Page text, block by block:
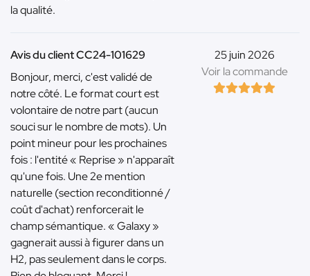
la qualité.
25 juin 2026
Voir la commande
Avis du client CC24-101629
Bonjour, merci, c'est validé de
notre côté. Le format court est
volontaire de notre part (aucun
souci sur le nombre de mots). Un
point mineur pour les prochaines
fois : l'entité « Reprise » n'apparaît
qu'une fois. Une 2e mention
naturelle (section reconditionné /
coût d'achat) renforcerait le
champ sémantique. « Galaxy »
gagnerait aussi à figurer dans un
H2, pas seulement dans le corps.